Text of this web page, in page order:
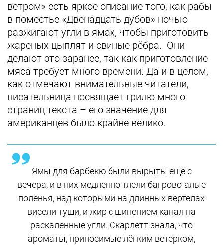
ветром» есть яркое описание того, как рабы
в поместье «Двенадцать дубов» ночью
разжигают угли в ямах, чтобы приготовить
жареных цыплят и свиные рёбра. Они
делают это заранее, так как приготовление
мяса требует много времени. Да и в целом,
как отмечают внимательные читатели,
писательница посвящает грилю много
страниц текста – его значение для
американцев было крайне велико.
Ямы для барбекю были вырыты ещё с
вечера, и в них медленно тлели багрово-алые
поленья, над которыми на длинных вертелах
висели туши, и жир с шипением капал на
раскаленные угли. Скарлетт знала, что
ароматы, приносимые лёгким ветерком,